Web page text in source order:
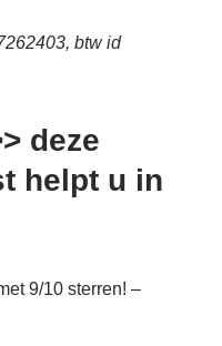
btw id
deze
helpt u in
9/10 sterren! –